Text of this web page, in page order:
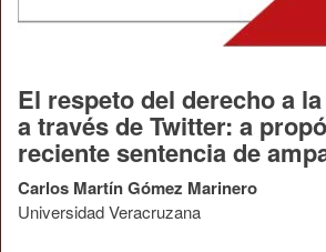
El respeto del derecho a
a través de Twitter: a
reciente sentencia de
Carlos Martín Gómez Marinero
Universidad Veracruzana